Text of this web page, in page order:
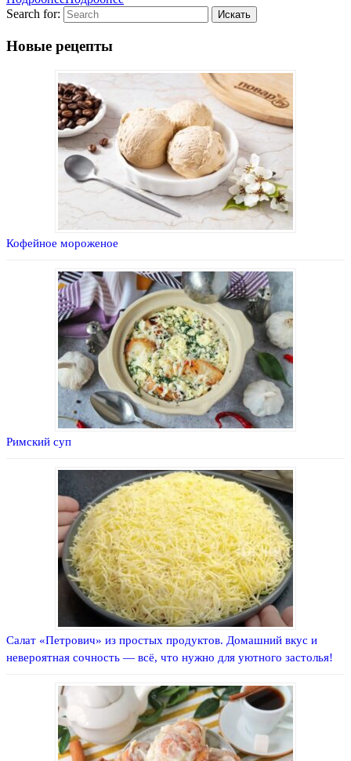
Search for:
Новые рецепты
Кофейное мороженое
Римский суп
Салат «Петрович» из простых продуктов. Домашний вкус и
невероятная сочность — всё, что нужно для уютного застолья!